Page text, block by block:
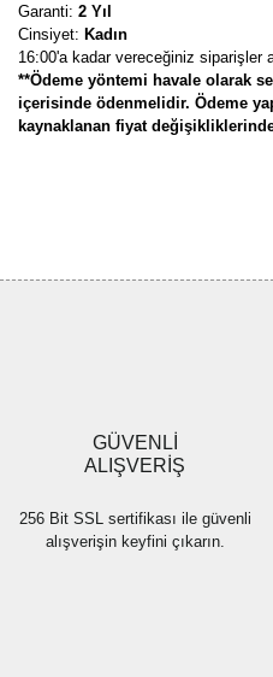
Garanti: 2 Yıl
Cinsiyet: Kadın
16:00'a kadar vereceğiniz siparişler
**Ödeme yöntemi havale olarak
içerisinde ödenmelidir. Ödeme
kaynaklanan fiyat
Ürün fiyatı diğer sitelerden daha
Bu ürüne benzer farklı
GÜVENLİ
ALIŞVERİŞ
256 Bit SSL sertifikası ile güvenli
alışverişin keyfini çıkarın.